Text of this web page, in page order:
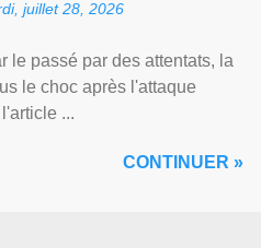
juillet 28, 2026
le passé par des attentats, la
le choc après l'attaque
...
CONTINUER »